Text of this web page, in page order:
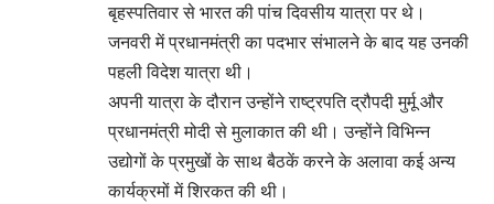
बृहस्पतिवार से भारत की पांच दिवसीय यात्रा पर थे।
जनवरी में प्रधानमंत्री का पदभार संभालने के बाद यह उनकी
पहली विदेश यात्रा थी।
अपनी यात्रा के दौरान उन्होंने राष्ट्रपति द्रौपदी मुर्मू और
प्रधानमंत्री मोदी से मुलाकात की थी। उन्होंने विभिन्न
उद्योगों के प्रमुखों के साथ बैठकें करने के अलावा कई अन्य
कार्यक्रमों में शिरकत की थी।